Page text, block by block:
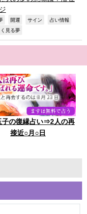
開運 サイン 占い情報
く見る夢
子の復縁占い⇒2人の再
接近○月○日